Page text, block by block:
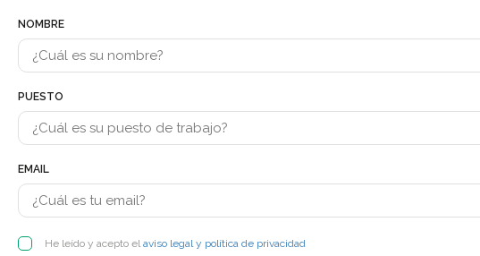
NOMBRE
PUESTO
EMAIL
He leído y acepto elaviso legal y política de privacidad